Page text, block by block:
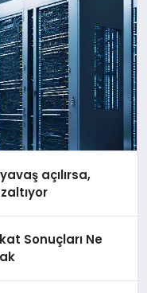
açılırsa,
Sonuçları Ne